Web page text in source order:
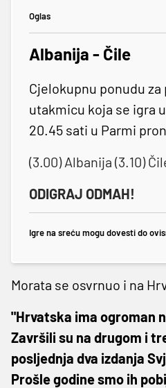
Oglas
Albanija - Čile
Cjelokupnu ponudu
utakmicu koja se igra
20.45 sati u Parmi
(3.00) Albanija (3.10)
ODIGRAJ ODMAH!
Igre na sreću mogu dovesti do
Morata se osvrnuo i na
"Hrvatska ima ogroman
Završili su na drugom i
posljednja dva izdanja
Prošle godine smo ih